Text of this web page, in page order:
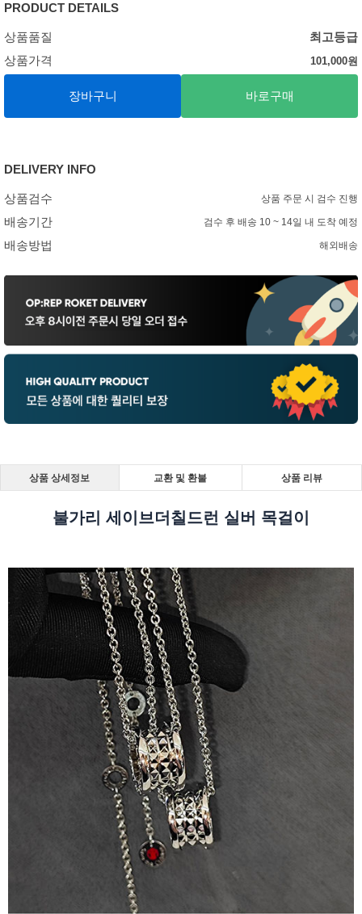
PRODUCT DETAILS
상품품질
최고등급
상품가격
101,000원
장바구니 바로구매
DELIVERY INFO
상품검수 상품 주문 시 검수 진행
배송기간 검수 후 배송 10 ~ 14일 내 도착 예정
배송방법 해외배송
상품 상세정보 교환 및 환불 상품 리뷰
불가리 세이브더칠드런 실버 목걸이